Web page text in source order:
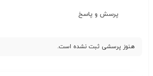
پرسش و پاسخ
هنوز پرسشی ثبت نشده است.